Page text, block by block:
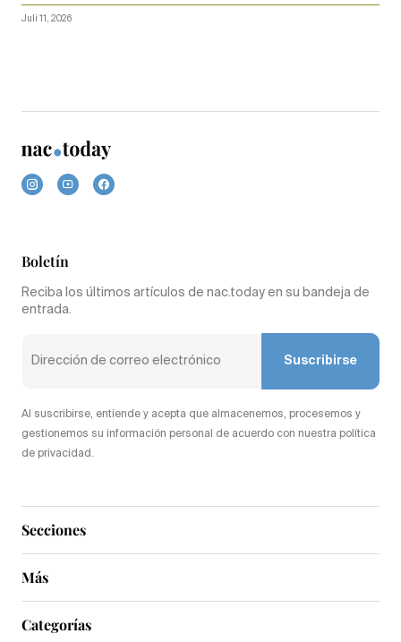
Juli 11, 2026
Secciones
Más
Boletín
Reciba los últimos artículos de nac.today en su bandeja de
entrada.
Suscribirse
Al suscribirse, entiende y acepta que almacenemos, procesemos y
gestionemos su información personal de acuerdo con nuestra política
de privacidad.
Categorías